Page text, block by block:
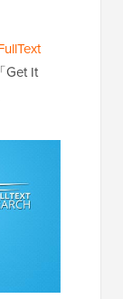
Get It